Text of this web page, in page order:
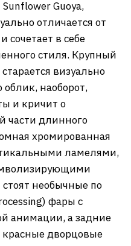
Guoya,
отличается от
в себе
стиля. Крупный
визуально
облик, наоборот,
и кричит о
части длинного
хромированная
ламелями,
необычные по
фары с
анимации, а задние
дворцовые